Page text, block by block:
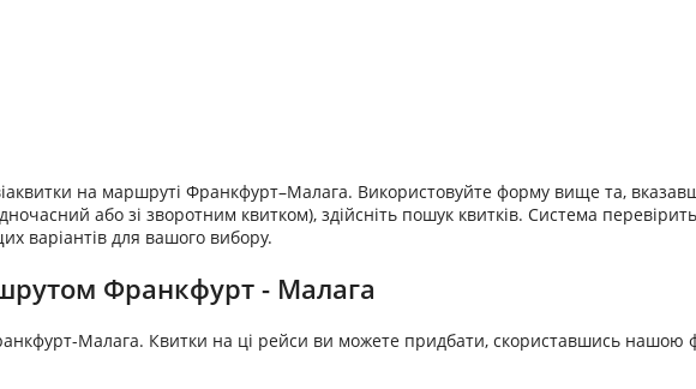
на маршруті Франкфурт–Малага. Використовуйте форму вище та,
або зі зворотним квитком), здійсніть пошук квитків. Система
варіантів для вашого вибору.
Франкфурт - Малага
Малага. Квитки на ці рейси ви можете придбати, скориставшись